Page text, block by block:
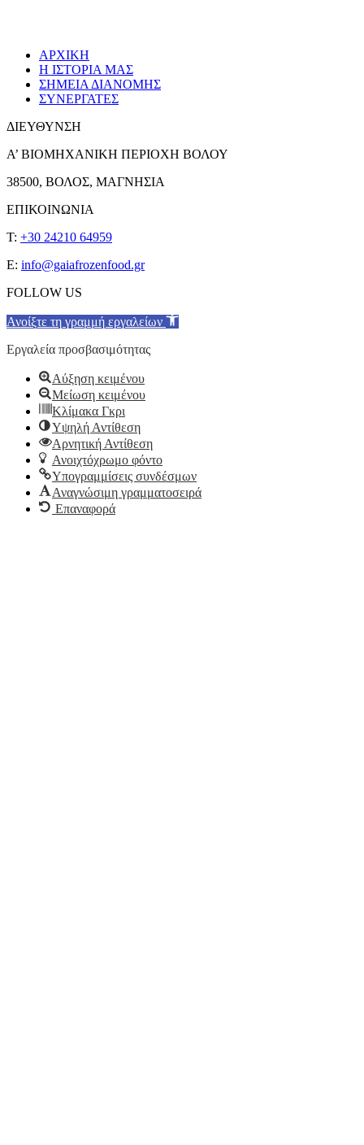
ΑΡΧΙΚΗ
Η ΙΣΤΟΡΙΑ ΜΑΣ
ΣΗΜΕΙΑ ΔΙΑΝΟΜΗΣ
ΣΥΝΕΡΓΑΤΕΣ
ΔΙΕΥΘΥΝΣΗ
Α’ ΒΙΟΜΗΧΑΝΙΚΗ ΠΕΡΙΟΧΗ ΒΟΛΟΥ
38500, ΒΟΛΟΣ, ΜΑΓΝΗΣΙΑ
ΕΠΙΚΟΙΝΩΝΙΑ
T: +30 24210 64959
E: info@gaiafrozenfood.gr
FOLLOW US
Ανοίξτε τη γραμμή εργαλείων
Εργαλεία προσβασιμότητας
Αύξηση κειμένου
Μείωση κειμένου
Κλίμακα Γκρι
Υψηλή Αντίθεση
Αρνητική Αντίθεση
Ανοιχτόχρωμο φόντο
Υπογραμμίσεις συνδέσμων
Αναγνώσιμη γραμματοσειρά
Επαναφορά